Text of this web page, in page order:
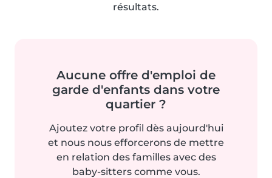
résultats.
Aucune offre d'emploi de
garde d'enfants dans votre
quartier ?
Ajoutez votre profil dès aujourd'hui
et nous nous efforcerons de mettre
en relation des familles avec des
baby-sitters comme vous.